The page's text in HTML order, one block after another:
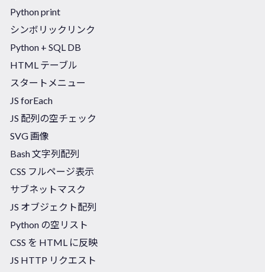
Python print
シンボリックリンク
Python + SQL DB
HTML テーブル
スタートメニュー
JS forEach
JS 配列の空チェック
SVG 画像
Bash 文字列配列
CSS フルページ表示
サブネットマスク
JS オブジェクト配列
Python の空リスト
CSS を HTML に反映
JS HTTP リクエスト